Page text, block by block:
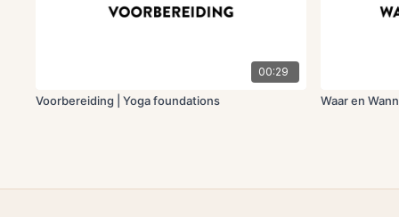
00:29
Voorbereiding | Yoga foundations Waar en